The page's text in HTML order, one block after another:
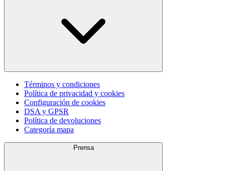
Términos y condiciones
Política de privacidad y cookies
Configuración de cookies
DSA y GPSR
Política de devoluciones
Categoría mapa
Prensa